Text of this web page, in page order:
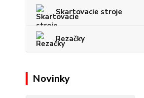
Skartovacie stroje
Rezačky
Novinky